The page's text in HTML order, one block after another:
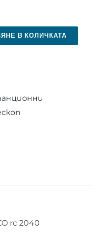
В КОЛИЧКАТА
rc 2040